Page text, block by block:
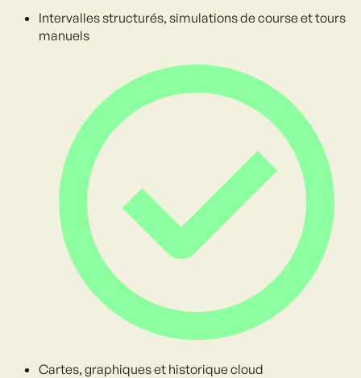
Intervalles structurés, simulations de course et tours
manuels
Cartes, graphiques et historique cloud